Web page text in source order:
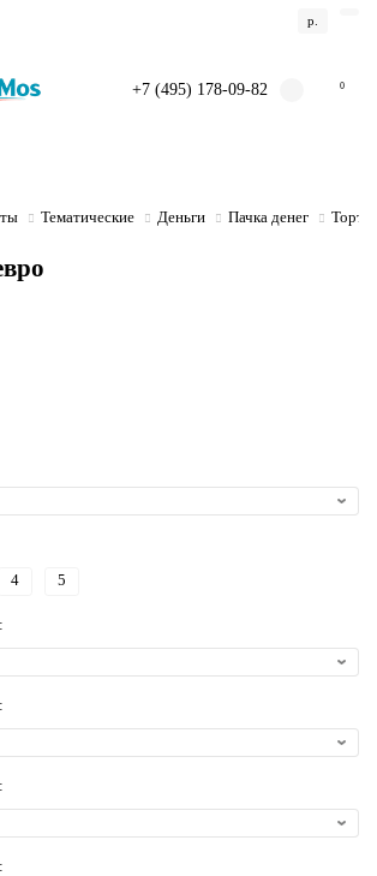
р.
+7 (495) 178-09-82 0
Тематические Деньги Пачка денег Торт
4 5